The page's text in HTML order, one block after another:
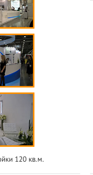
120 кв.м.